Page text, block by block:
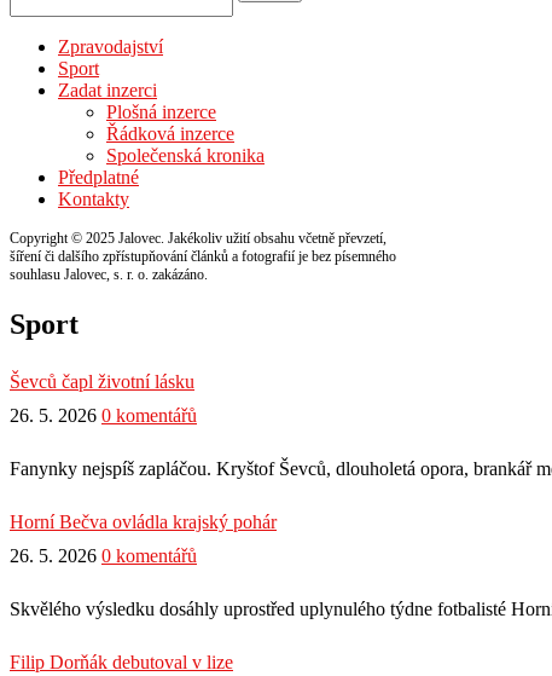
Zpravodajství
Sport
Zadat inzerci
Plošná inzerce
Řádková inzerce
Společenská kronika
Předplatné
Kontakty
Copyright © 2025 Jalovec. Jakékoliv užití obsahu včetně převzetí,
šíření či dalšího zpřístupňování článků a fotografií je bez písemného
souhlasu Jalovec, s. r. o. zakázáno.
Sport
Ševců čapl životní lásku
26. 5. 2026 0 komentářů
Fanynky nejspíš zapláčou. Kryštof Ševců, dlouholetá opora, brankář
Horní Bečva ovládla krajský pohár
26. 5. 2026 0 komentářů
Skvělého výsledku dosáhly uprostřed uplynulého týdne fotbalisté
Filip Dorňák debutoval v lize